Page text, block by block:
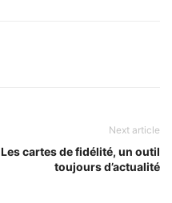
Next article
Les cartes de fidélité, un outil
toujours d’actualité